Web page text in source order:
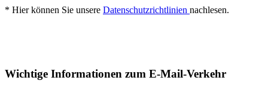
* Hier können Sie unsere Datenschutzrichtlinien nachlesen.
Wichtige Informationen zum E-Mail-Verkehr